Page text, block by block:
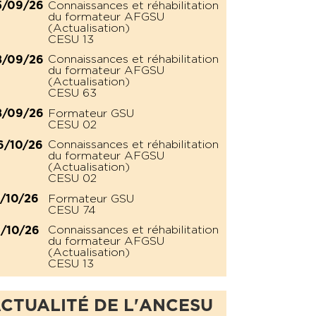
09/26 Connaissances et réhabilitation
du formateur AFGSU
(Actualisation)
CESU 13
09/26 Connaissances et réhabilitation
du formateur AFGSU
(Actualisation)
CESU 63
09/26
Formateur GSU
CESU 02
10/26 Connaissances et réhabilitation
du formateur AFGSU
(Actualisation)
CESU 02
10/26
Formateur GSU
CESU 74
10/26
Connaissances et réhabilitation
du formateur AFGSU
(Actualisation)
CESU 13
DE L'ANCESU